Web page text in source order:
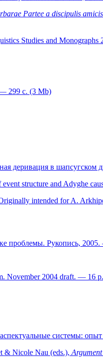
Partee a discipulis
Studies and
— 299 с. (3 Mb)
деривация в
structure and Adyghe
intended for A.
проблемы. Рукопись,
November 2004 draft. — 16 p.
системы:
& Nicole Nau (eds.),